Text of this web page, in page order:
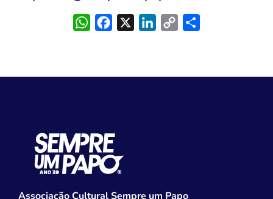
WhatsAppFacebook LinkedIn
Copy
Associação Cultural Sempre um Papo